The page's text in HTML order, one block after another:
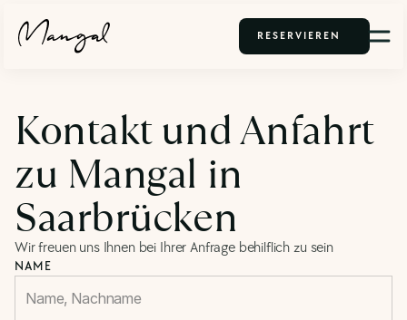
RESERVIEREN
Kontakt und Anfahrt
zu Mangal in
Saarbrücken
Wir freuen uns Ihnen bei Ihrer Anfrage behilflich zu sein
NAME